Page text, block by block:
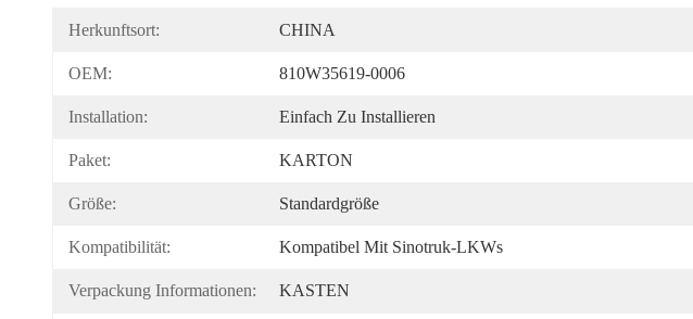
Herkunftsort: CHINA
OEM: 810W35619-0006
Installation: Einfach Zu Installieren
Paket: KARTON
Größe: Standardgröße
Kompatibilität: Kompatibel Mit Sinotruk-LKWs
Verpackung Informationen: KASTEN